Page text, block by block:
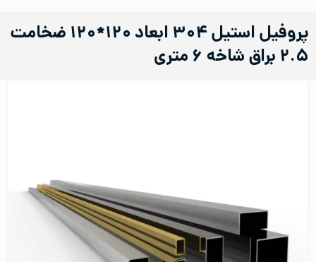
پروفیل استیل ۳۰۴ ابعاد ۱۲۰*۱۲۰ ضخامت
۲.۵ براق شاخه ۶ متری